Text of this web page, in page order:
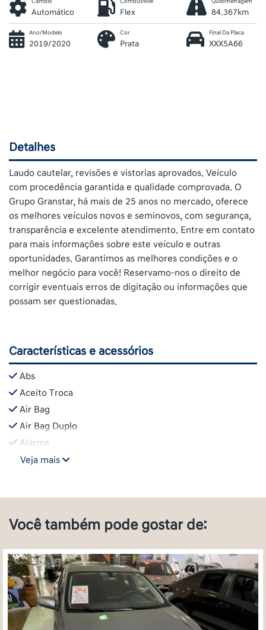
Automático Flex 84.367km
Ano/Modelo
2019/2020
Cor
Prata
Final Da Placa
XXX5A66
Detalhes
Laudo cautelar, revisões e vistorias aprovados. Veículo
com procedência garantida e qualidade comprovada. O
Grupo Granstar, há mais de 25 anos no mercado, oferece
os melhores veículos novos e seminovos, com segurança,
transparência e excelente atendimento. Entre em contato
para mais informações sobre este veículo e outras
oportunidades. Garantimos as melhores condições e o
melhor negócio para você! Reservamo-nos o direito de
corrigir eventuais erros de digitação ou informações que
possam ser questionadas.
Características e acessórios
Abs
Aceito Troca
Air Bag
Air Bag Duplo
Alarme
Veja mais
Você também pode gostar de: